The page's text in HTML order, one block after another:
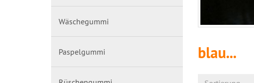
blau...
Wäschegummi
Paspelgummi